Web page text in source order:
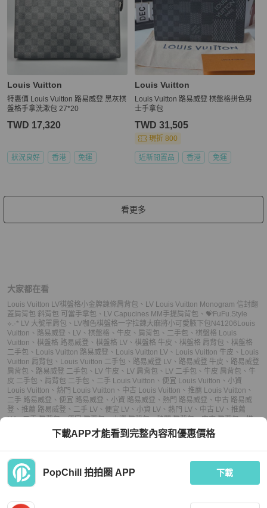
Louis Vuitton
特惠價 Louis Vuitton 路易威登 黑灰棋
盤格手拿洗漱包 27*20
TWD 17,320
狀況良好 香港 免運
Louis Vuitton
Louis Vuitton 路易威登 棋盤格拼色男
士手拿包
TWD 31,505
現折 800
近新閒置品 香港 免運
看更多
大家都在看
Louis Vuitton LV棋盤格小金牌鍊條肩背包 、 LV Louis Vuitton Monogram 信封翻
蓋肩背包 斜背包 可當手拿包 、 LV Capucines MM手提肩背包 、 💝FuFu.Style
⟡.·* LV 大號單肩包 、 LV咖色棋盤格一字拉鍊大麻將小可愛腋下包N41206Louis
Vuitton 、 路易威登 、 LV 、 棋盤格 、 牛皮 、 肩背包 、 二手包 、 棋盤格 Louis
Vuitton 、 棋盤格 路易威登 、 棋盤格 LV 、 棋盤格 牛皮 、 棋盤格 肩背包 、 棋盤格
二手包 、 Louis Vuitton 路易威登 、 Louis Vuitton LV 、 Louis Vuitton 牛皮 、 Louis
Vuitton 肩背包 、 Louis Vuitton 二手包 、 路易威登 LV 、 路易威登 牛皮 、 路易威登
肩背包 、 路易威登 二手包 、 LV 牛皮 、 LV 肩背包 、 LV 二手包 、 牛皮 肩背包 、 牛
皮 二手包 、 肩背包 二手包 、 二手 Louis Vuitton 、 便宜 Louis Vuitton 、 小資
Louis Vuitton 、 熱門 Louis Vuitton 、 中古 Louis Vuitton 、 推薦 Louis Vuitton 、
二手 路易威登 、 便宜 路易威登 、 小資 路易威登 、 熱門 路易威登 、 中古 路易威
登 、 推薦 路易威登 、 二手 LV 、 便宜 LV 、 小資 LV 、 熱門 LV 、 中古 LV 、 推薦
LV、二手 肩背包、便宜 肩背包、小資 肩背包、熱門 肩背包、中古 肩背包、推
二手 二手包、便宜 二手包、小資 二手包、熱門 二手包
推薦 二手包下載APP才能看到完整內容和優惠價格
PopChill 拍拍圈 APP 下載